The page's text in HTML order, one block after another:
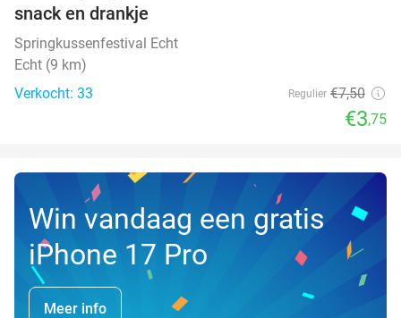
TODAY
snack en drankje
Springkussenfestival Echt
Echt (9 km)
Verkocht: 33
Regulier €7,50
€3,75
Win vandaag een gratis
iPhone 17 Pro
Meer info